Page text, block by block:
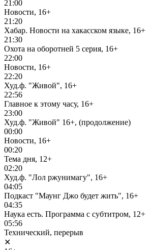
21:00
Новости, 16+
21:20
Хабар. Новости на хакасском языке, 16+
21:30
Охота на оборотней 5 серия, 16+
22:00
Новости, 16+
22:20
Худ.ф. "Живой", 16+
22:56
Главное к этому часу, 16+
23:00
Худ.ф. "Живой" 16+, (продолжение)
00:00
Новости, 16+
00:20
Тема дня, 12+
02:20
Худ.ф. "Лол ржунимагу", 16+
04:05
Подкаст "Маунг Джо будет жить", 16+
04:35
Наука есть. Программа с субтитром, 12+
05:56
Технический, перерыв
✕